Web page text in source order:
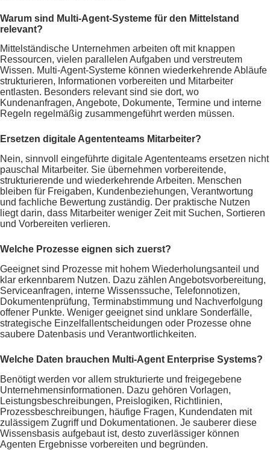
Warum sind Multi-Agent-Systeme für den Mittelstand
relevant?
Mittelständische Unternehmen arbeiten oft mit knappen
Ressourcen, vielen parallelen Aufgaben und verstreutem
Wissen. Multi-Agent-Systeme können wiederkehrende Abläufe
strukturieren, Informationen vorbereiten und Mitarbeiter
entlasten. Besonders relevant sind sie dort, wo
Kundenanfragen, Angebote, Dokumente, Termine und interne
Regeln regelmäßig zusammengeführt werden müssen.
Ersetzen digitale Agententeams Mitarbeiter?
Nein, sinnvoll eingeführte digitale Agententeams ersetzen nicht
pauschal Mitarbeiter. Sie übernehmen vorbereitende,
strukturierende und wiederkehrende Arbeiten. Menschen
bleiben für Freigaben, Kundenbeziehungen, Verantwortung
und fachliche Bewertung zuständig. Der praktische Nutzen
liegt darin, dass Mitarbeiter weniger Zeit mit Suchen, Sortieren
und Vorbereiten verlieren.
Welche Prozesse eignen sich zuerst?
Geeignet sind Prozesse mit hohem Wiederholungsanteil und
klar erkennbarem Nutzen. Dazu zählen Angebotsvorbereitung,
Serviceanfragen, interne Wissenssuche, Telefonnotizen,
Dokumentenprüfung, Terminabstimmung und Nachverfolgung
offener Punkte. Weniger geeignet sind unklare Sonderfälle,
strategische Einzelfallentscheidungen oder Prozesse ohne
saubere Datenbasis und Verantwortlichkeiten.
Welche Daten brauchen Multi-Agent Enterprise Systems?
Benötigt werden vor allem strukturierte und freigegebene
Unternehmensinformationen. Dazu gehören Vorlagen,
Leistungsbeschreibungen, Preislogiken, Richtlinien,
Prozessbeschreibungen, häufige Fragen, Kundendaten mit
zulässigem Zugriff und Dokumentationen. Je sauberer diese
Wissensbasis aufgebaut ist, desto zuverlässiger können
Agenten Ergebnisse vorbereiten und begründen.